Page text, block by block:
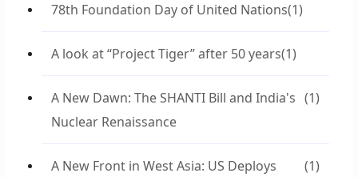
78th Foundation Day of United Nations(1)
A look at “Project Tiger” after 50 years(1)
A New Dawn: The SHANTI Bill and India's
Nuclear Renaissance
(1)
A New Front in West Asia: US Deploys
(1)